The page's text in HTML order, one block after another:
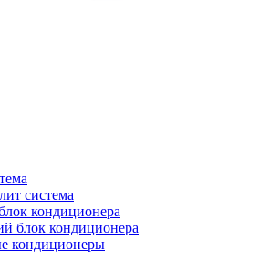
система
кондиционера
блок кондиционера
кондиционеры